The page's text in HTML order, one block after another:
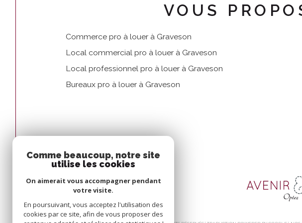
VOUS
Commerce pro à louer à Graveson
Local commercial pro à louer à Graveson
Local professionnel pro à louer à Graveson
Bureaux pro à louer à Graveson
Comme beaucoup, notre site
utilise les cookies
On aimerait vous accompagner pendant
votre visite.
En poursuivant, vous acceptez l'utilisation des
cookies par ce site, afin de vous proposer des